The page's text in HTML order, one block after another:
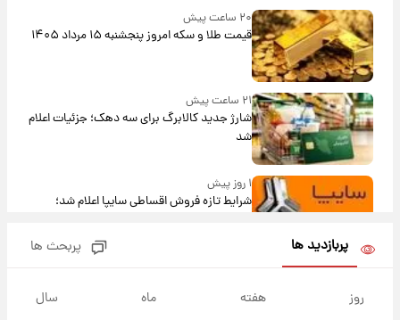
۲۰ ساعت پیش
قیمت طلا و سکه امروز پنجشنبه ۱۵ مرداد ۱۴۰۵
۲۱ ساعت پیش
شارژ جدید کالابرگ برای سه دهک؛ جزئیات اعلام
شد
۱ روز پیش
شرایط تازه فروش اقساطی سایپا اعلام شد؛
قیمت سکه و طلا فردا
پربازدید ها پربحث ها
روز هفته ماه سال